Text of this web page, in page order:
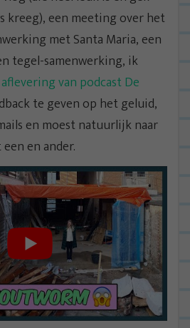
kreeg), een meeting over het
met Santa Maria, een
tegel-samenwerking, ik
van podcast De
te geven op het geluid,
en moest natuurlijk naar
en ander.